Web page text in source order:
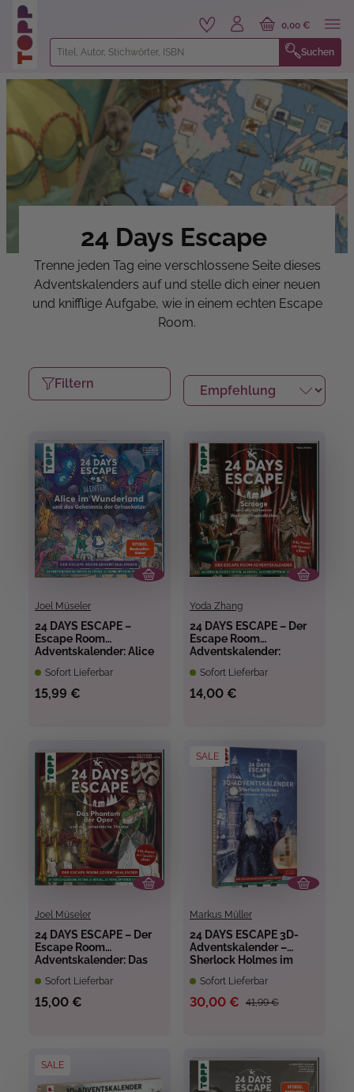
springen
Suchen
0,00 €
24 Days Escape
Trenne jeden Tag eine verschlossene Seite dieses
Adventskalenders auf und stelle dich einer neuen
und knifflige Aufgabe, wie in einem echten Escape
Room.
Filtern
Joel Müseler
24 DAYS ESCAPE –
Escape Room
Adventskalender: Alice
Geheimnis der
Grinsekatze
Sofort Lieferbar
15,99 €
Yoda Zhang
24 DAYS ESCAPE – Der
Escape Room
Adventskalender:
verlorene
Weihnachtsgeschichte
Sofort Lieferbar
14,00 €
Joel Müseler
24 DAYS ESCAPE – Der
Escape Room
Adventskalender: Das
Sofort Lieferbar
15,00 €
SALE
Markus Müller
24 DAYS ESCAPE 3D-
Adventskalender –
Sherlock Holmes im
Sofort Lieferbar
41,99 €
30,00 €
SALE